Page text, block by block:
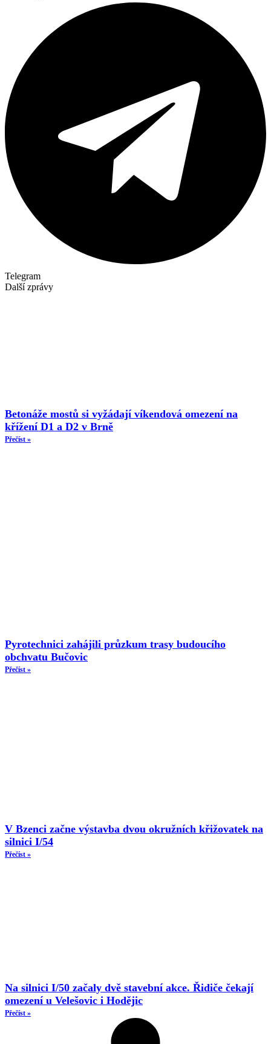
Telegram
Další zprávy
Betonáže mostů si vyžádají víkendová omezení na
křížení D1 a D2 v Brně
Přečíst »
Pyrotechnici zahájili průzkum trasy budoucího
obchvatu Bučovic
Přečíst »
V Bzenci začne výstavba dvou okružních křižovatek na
silnici I/54
Přečíst »
Na silnici I/50 začaly dvě stavební akce. Řidiče čekají
omezení u Velešovic i Hodějic
Přečíst »